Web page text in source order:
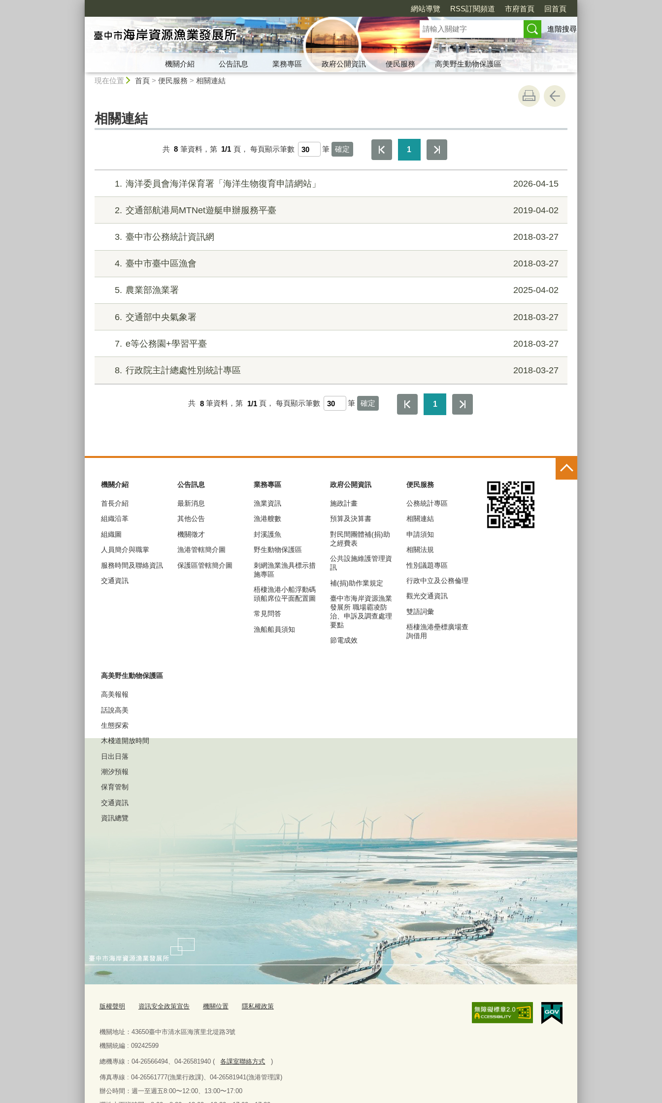
網站導覽 RSS訂閱頻道 市府首頁 回首頁
進階搜尋
機關介紹 公告訊息 業務專區 政府公開資訊 便民服務
高美野生動物保護區
現在位置 首頁> 便民服務 > 相關連結
相關連結
共 8 筆資料，第 1/1 頁， 每頁顯示筆數 筆 1
1 海洋委員會海洋保育署「海洋生物復育申請網站」 2026-04-15
2 交通部航港局MTNet遊艇申辦服務平臺 2019-04-02
3 臺中市公務統計資訊網 2018-03-27
4 臺中市臺中區漁會 2018-03-27
5 農業部漁業署 2025-04-02
6 交通部中央氣象署 2018-03-27
7 e等公務園+學習平臺 2018-03-27
8 行政院主計總處性別統計專區 2018-03-27
共 8 筆資料，第 1/1 頁， 每頁顯示筆數 筆 1
機關介紹
首長介紹
組織沿革
組織圖
人員簡介與職掌
服務時間及聯絡資訊
交通資訊
公告訊息
最新消息
其他公告
機關徵才
漁港管轄簡介圖
保護區管轄簡介圖
業務專區
漁業資訊
漁港艘數
封溪護魚
野生動物保護區
刺網漁業漁具標示措
施專區
梧棲漁港小船浮動碼
頭船席位平面配置圖
常見問答
漁船船員須知
政府公開資訊
施政計畫
預算及決算書
對民間團體補(捐)助
之經費表
公共設施維護管理資
訊
補(捐)助作業規定
臺中市海岸資源漁業
發展所 職場霸凌防
治、申訴及調查處理
要點
節電成效
便民服務
公務統計專區
相關連結
申請須知
相關法規
性別議題專區
行政中立及公務倫理
觀光交通資訊
雙語詞彙
梧棲漁港壘標廣場查
詢借用
高美野生動物保護區
高美報報
話說高美
生態探索
木棧道開放時間
日出日落
潮汐預報
保育管制
交通資訊
資訊總覽
版權聲明 資訊安全政策宣告 機關位置 隱私權政策
機關地址： 43650臺中市清水區海濱里北堤路3號
機關統編 : 09242599
總機專線： 04-26566494、 04-26581940 ( 各課室聯絡方式 )
傳真專線 : 04-26561777(漁業行政課)、 04-26581941(漁港管理課)
辦公時間：週一至週五8:00〜12:00、 13:00〜17:00